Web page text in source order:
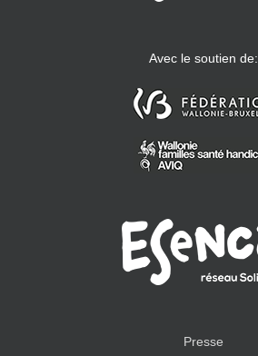
Avec le soutien de:
Presse